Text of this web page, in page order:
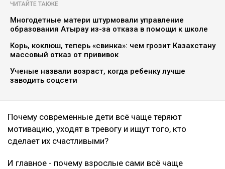
ЧИТАЙТЕ ТАКЖЕ
Многодетные матери штурмовали управление
образования Атырау из-за отказа в помощи к школе
Корь, коклюш, теперь «свинка»: чем грозит Казахстану
массовый отказ от прививок
Ученые назвали возраст, когда ребенку лучше
заводить соцсети
Почему современные дети всё чаще теряют
мотивацию, уходят в тревогу и ищут того, кто
сделает их счастливыми?
И главное - почему взрослые сами всё чаще